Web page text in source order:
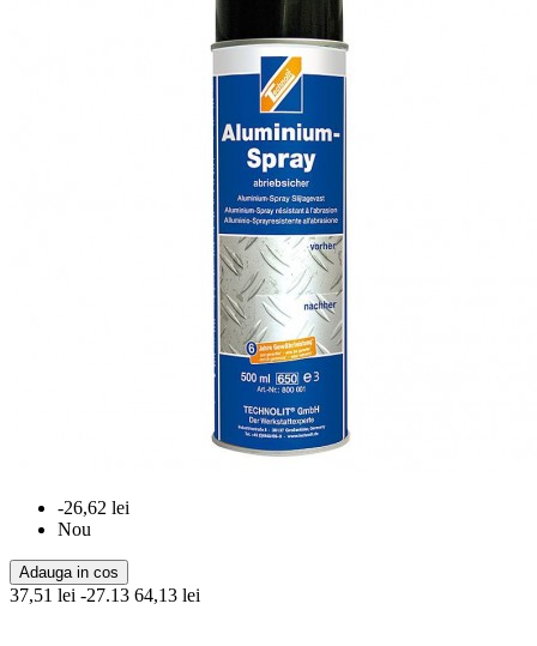
-26,62 lei
Nou
Adauga in cos
37,51 lei -27.13 64,13 lei